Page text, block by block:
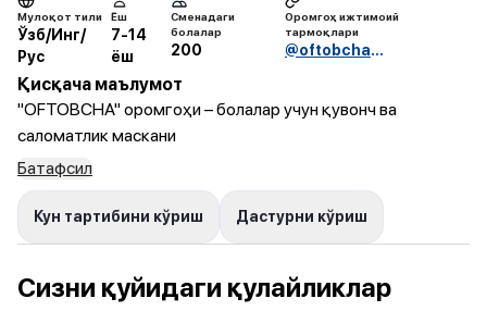
Мулоқот тили
Ўзб/Инг/
Рус
Ёш
7-14
ёш
Сменадаги
болалар
200
Оромгоҳ ижтимоий
тармоқлари
@oftobchabso
Қисқача маълумот
"OFTOBCHA" оромгоҳи – болалар учун қувонч ва
саломатлик маскани
Батафсил
Кун тартибини кўриш Дастурни кўриш
Сизни қуйидаги қулайликлар